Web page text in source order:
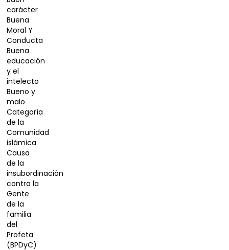
carácter
Buena
Moral Y
Conducta
Buena
educación
y el
intelecto
Bueno y
malo
Categoría
de la
Comunidad
islámica
Causa
de la
insubordinación
contra la
Gente
de la
familia
del
Profeta
(BPDyC)